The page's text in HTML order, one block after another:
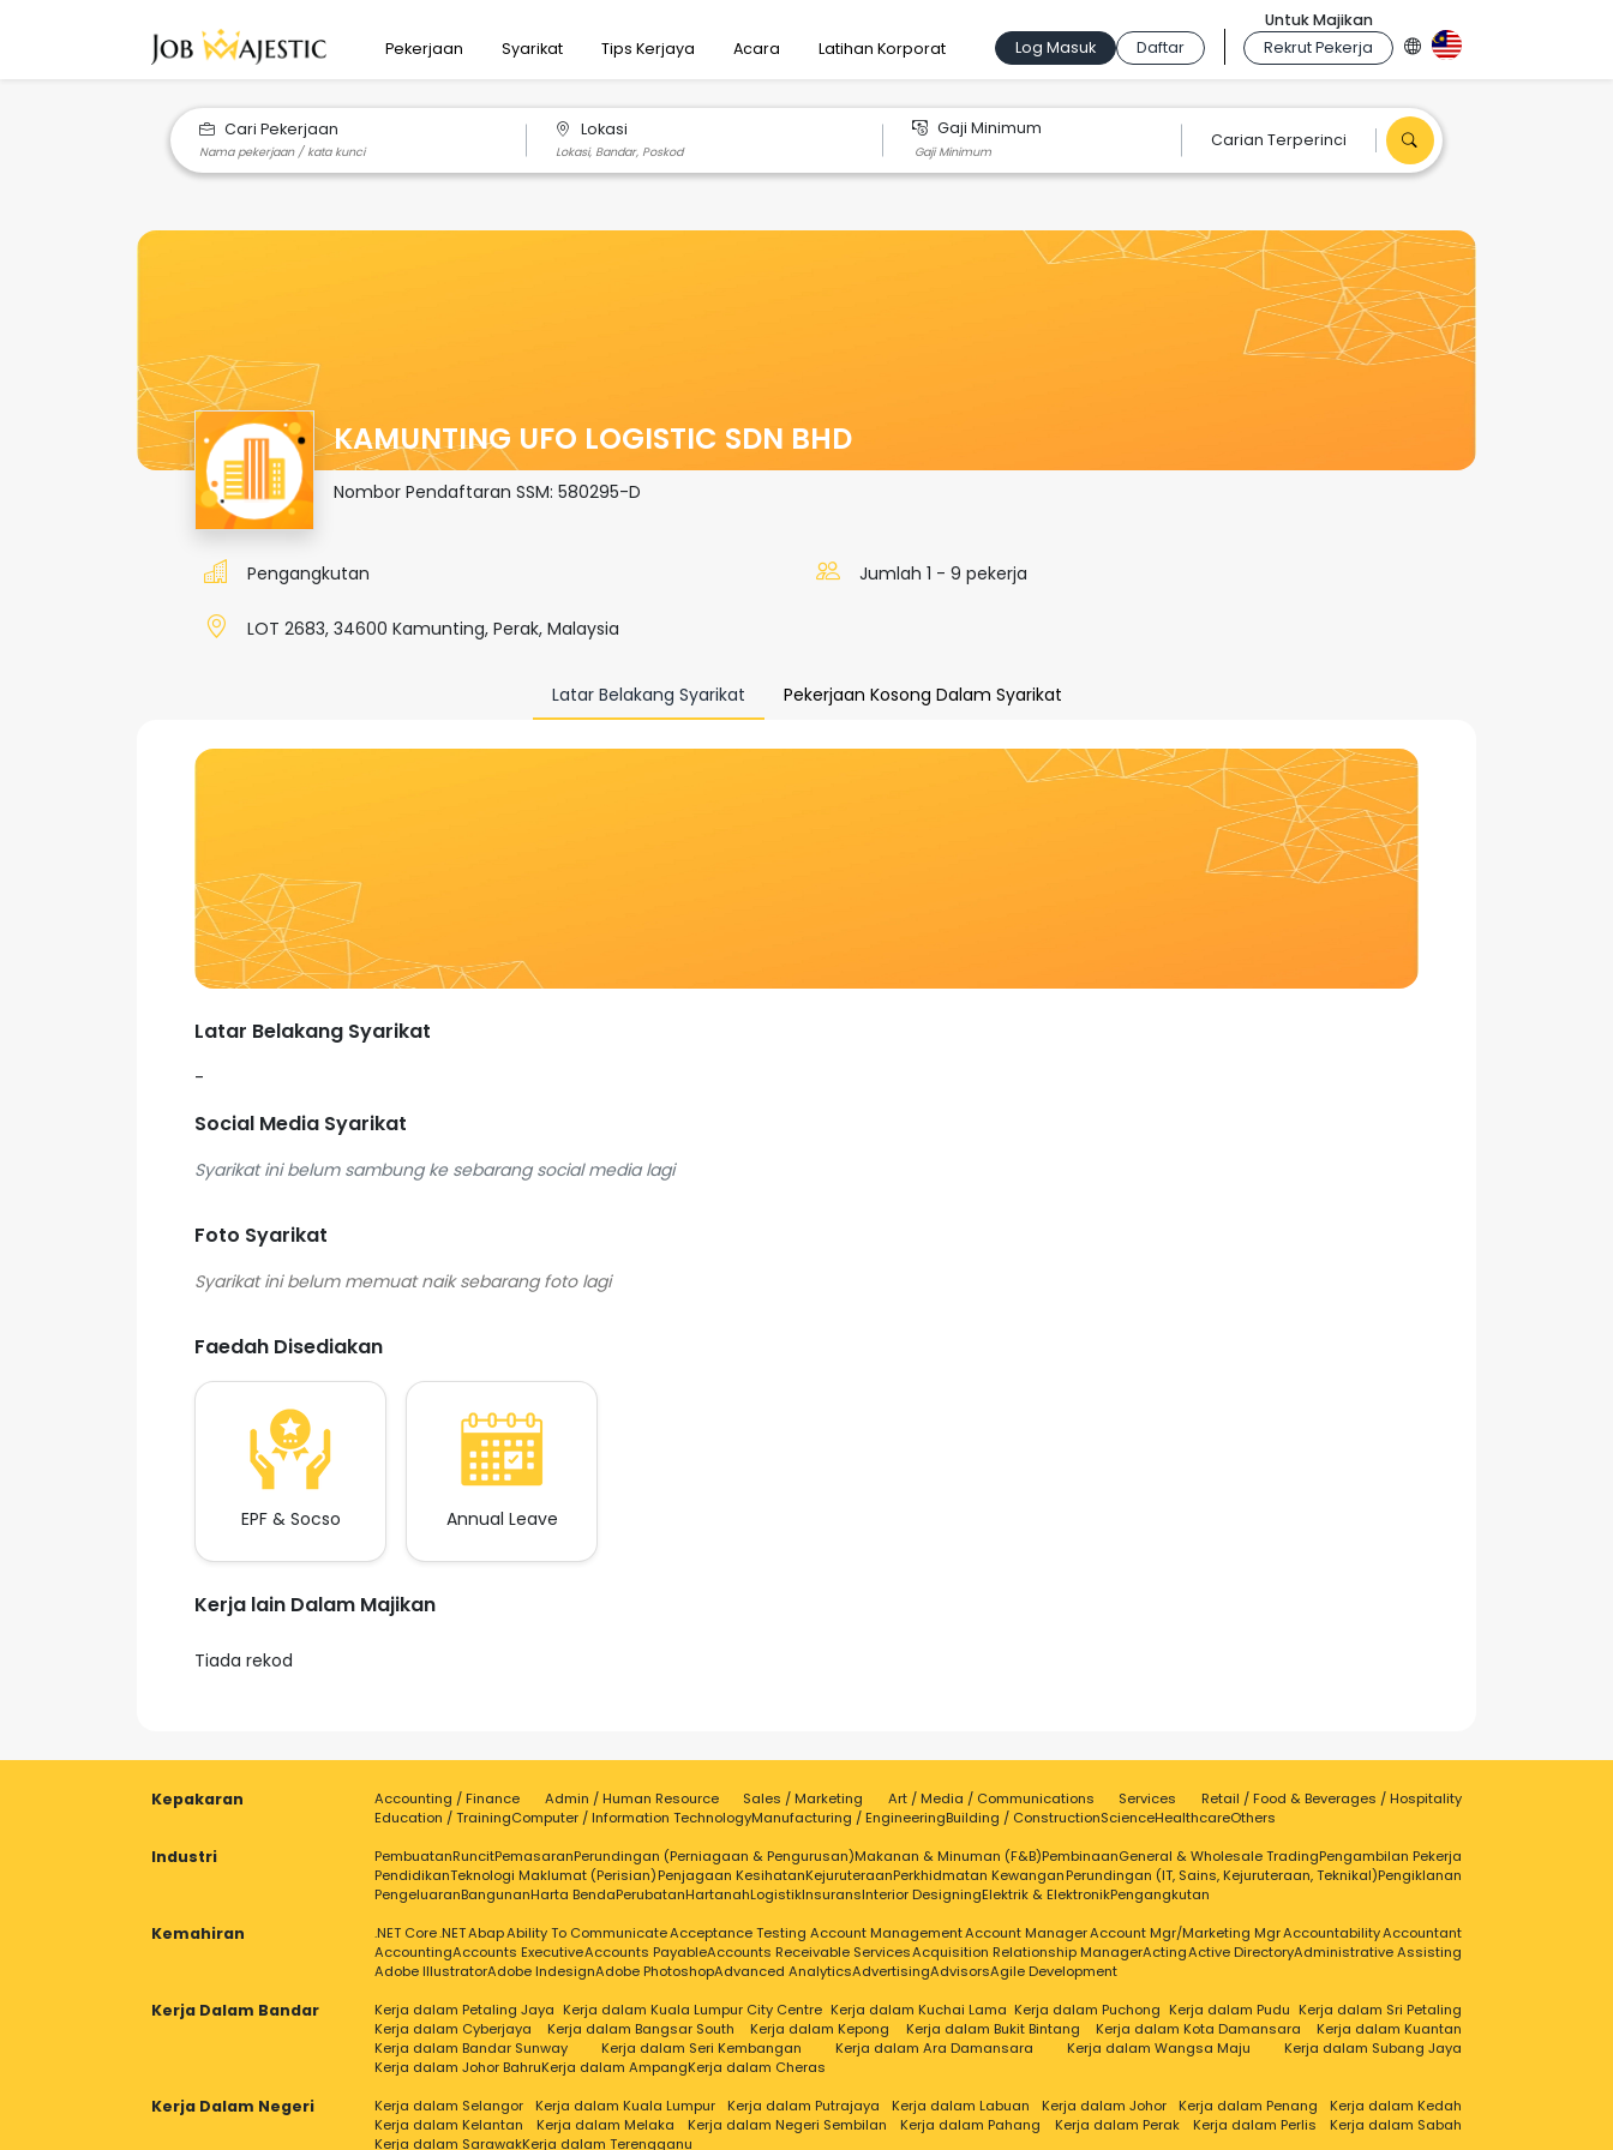
Pekerjaan Syarikat Tips Kerjaya Acara Latihan Korporat Log Masuk Daftar
Untuk Majikan
Rekrut Pekerja
Cari Pekerjaan Lokasi Gaji Minimum
Carian Terperinci
KAMUNTING UFO LOGISTIC SDN BHD
Nombor Pendaftaran SSM: 580295-D
Pengangkutan Jumlah 1 - 9 pekerja
LOT 2683, 34600 Kamunting, Perak, Malaysia
Latar Belakang Syarikat Pekerjaan Kosong Dalam Syarikat
Latar Belakang Syarikat
-
Social Media Syarikat
Syarikat ini belum sambung ke sebarang social media lagi
Foto Syarikat
Faedah Disediakan
EPF & Socso Annual Leave
Kerja lain Dalam Majikan
Tiada rekod
Kepakaran Accounting / Finance Admin / Human Resource Sales / Marketing Art / Media / Communications Services
Retail / Food & Beverages / Hospitality
Education / TrainingComputer / Information TechnologyManufacturing / EngineeringBuilding / ConstructionScienceHealthcareOthers
Industri PembuatanRuncitPemasaranPerundingan (Perniagaan & Pengurusan)Makanan & Minuman (F&B)PembinaanGeneral & Wholesale TradingPengambilan Pekerja
PendidikanTeknologi Maklumat (Perisian)Penjagaan KesihatanKejuruteraanPerkhidmatan KewanganPerundingan (IT, Sains, Kejuruteraan, Teknikal)Pengiklanan
PengeluaranBangunanHarta BendaPerubatanHartanahLogistikInsuransInterior DesigningElektrik & ElektronikPengangkutan
Kemahiran .NET Core.NETAbapAbility To CommunicateAcceptance Testing Account ManagementAccount ManagerAccount Mgr/Marketing MgrAccountabilityAccountant
AccountingAccounts ExecutiveAccounts PayableAccounts Receivable ServicesAcquisition Relationship ManagerActingActive DirectoryAdministrative Assisting
Adobe IllustratorAdobe IndesignAdobe PhotoshopAdvanced AnalyticsAdvertisingAdvisorsAgile Development
Kerja Dalam Bandar Kerja dalam Petaling Jaya Kerja dalam Kuala Lumpur City Centre Kerja dalam Kuchai Lama Kerja dalam Puchong Kerja dalam Pudu Kerja dalam Sri Petaling
Kerja dalam Cyberjaya
Kerja dalam Bangsar South Kerja dalam Kepong Kerja dalam Bukit Bintang Kerja dalam Kota Damansara
Kerja dalam Kuantan
Kerja dalam Bandar Sunway
Kerja dalam Seri Kembangan Kerja dalam Ara Damansara Kerja dalam Wangsa Maju
Kerja dalam Subang Jaya
Kerja dalam Johor BahruKerja dalam AmpangKerja dalam Cheras
Kerja Dalam Negeri Kerja dalam Selangor Kerja dalam Kuala Lumpur Kerja dalam Putrajaya Kerja dalam Labuan Kerja dalam Johor Kerja dalam Penang
Kerja dalam Kedah
Kerja dalam Kelantan
Kerja dalam Melaka Kerja dalam Negeri Sembilan Kerja dalam Pahang Kerja dalam Perak Kerja dalam Perlis
Kerja dalam Sabah
Kerja dalam SarawakKerja dalam Terengganu